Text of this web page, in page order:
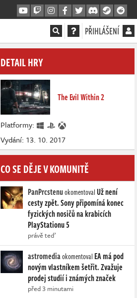
PŘIHLÁŠENÍ
DETAIL HRY
The Evil Within 2
Platformy:
Vydání: 13. 10. 2017
CO SE DĚJE V KOMUNITĚ
PanPrcstenuokomentovalUž není
cesty zpět. Sony připomíná konec
fyzických nosičů na krabicích
PlayStationu 5
právě teď
astromediaokomentoval EA má pod
novým vlastníkem šetřit. Zvažuje
prodej studií i známých značek
před 3 minutami